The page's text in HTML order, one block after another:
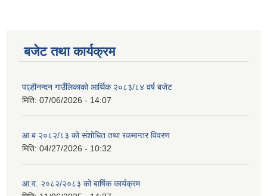
बजेट तथा कार्यक्रम
पाल्हीनन्दन गाउँलिकाको आर्थिक २०८३/८४ वर्ष बजेट
मिति: 07/06/2026 - 14:07
आ.ब २०८२/८३ को संशोधित तथा रकमान्तर विवरण
मिति: 04/27/2026 - 10:32
आ.व. २०८२/२०८३ को बार्षिक कार्यक्रम